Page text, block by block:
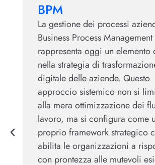
BPM
La gestione dei processi
Business Process
rappresenta oggi un elemento
nella strategia di
digitale delle aziende. Questo
approccio sistemico non si
alla mera ottimizzazione dei
lavoro, ma si configura come
proprio framework strategico
abilita le organizzazioni a
con prontezza alle mutevoli